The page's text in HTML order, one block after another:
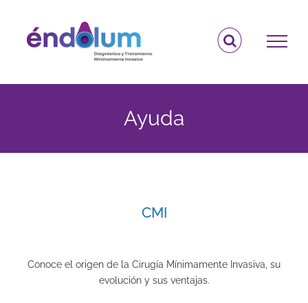
contenido
Ayuda
CMI
Conoce el origen de la Cirugía Mínimamente Invasiva, su
evolución y sus ventajas.